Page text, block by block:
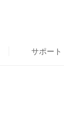
サポー